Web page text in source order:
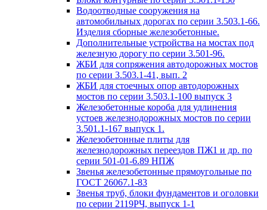
Водоотводные сооружения на
автомобильных дорогах по серии 3.503.1-66.
Изделия сборные железобетонные.
Дополнительные устройства на мостах под
железную дорогу по серии 3.501-96.
ЖБИ для сопряжения автодорожных мостов
по серии 3.503.1-41, вып. 2
ЖБИ для стоечных опор автодорожных
мостов по серии 3.503.1-100 выпуск 3
Железобетонные короба для удлинения
устоев железнодорожных мостов по серии
3.501.1-167 выпуск 1.
Железобетонные плиты для
железнодорожных переездов ПЖ1 и др. по
серии 501-01-6.89 НПЖ
Звенья железобетонные прямоугольные по
ГОСТ 26067.1-83
Звенья труб, блоки фундаментов и оголовки
по серии 2119РЧ, выпуск 1-1